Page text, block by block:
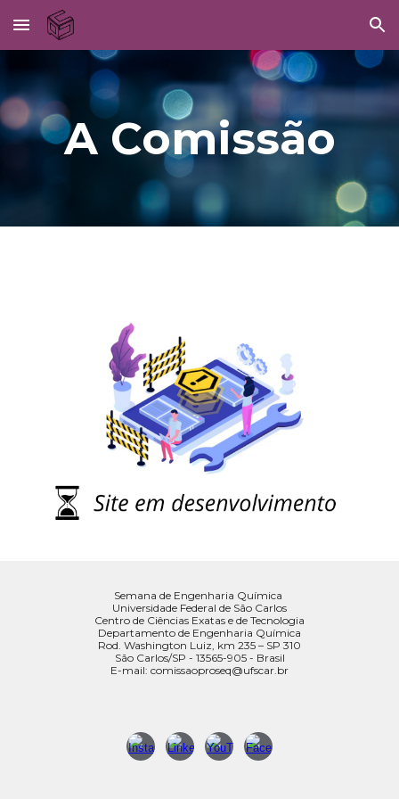
Skip to main content Skip to navigation
A Comissão
Semana de Engenharia Química
Universidade Federal de São Carlos
Centro de Ciências Exatas e de Tecnologia
Departamento de Engenharia Química
Rod. Washington Luiz, km 235 – SP 310
São Carlos/SP - 13565-905 - Brasil
E-mail: comissaoproseq@ufscar.br